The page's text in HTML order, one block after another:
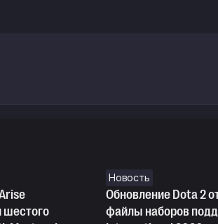
шестого
Новость
Обновление Dota 2
файлы наборов